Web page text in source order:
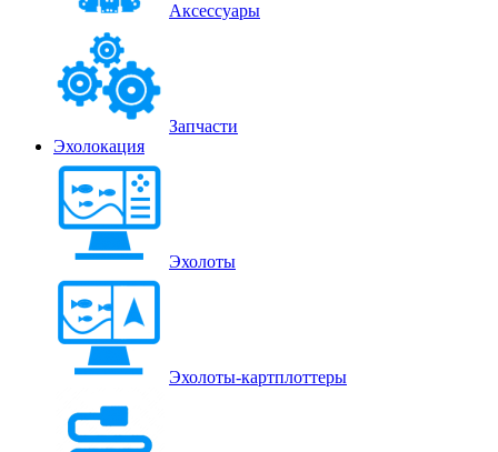
Аксессуары
Запчасти
Эхолокация
Эхолоты
Эхолоты-картплоттеры